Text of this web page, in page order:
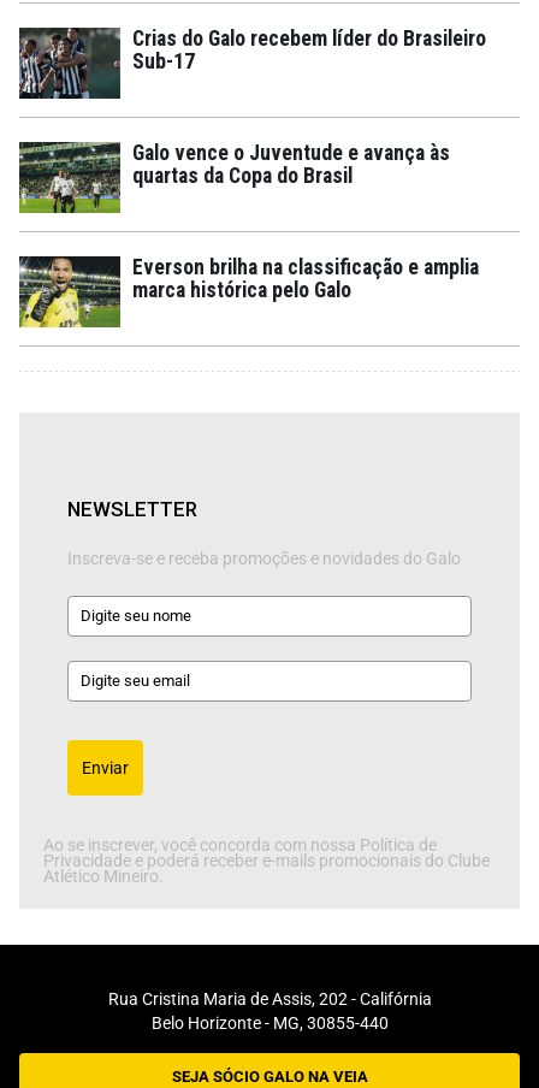
Crias do Galo recebem líder do Brasileiro
Sub-17
Galo vence o Juventude e avança às
quartas da Copa do Brasil
Everson brilha na classificação e amplia
marca histórica pelo Galo
NEWSLETTER
Inscreva-se e receba promoções e novidades do Galo
Enviar
Ao se inscrever, você concorda com nossa Política de
Privacidade e poderá receber e-mails promocionais do Clube
Atlético Mineiro.
Rua Cristina Maria de Assis, 202 - Califórnia
Belo Horizonte - MG, 30855-440
SEJA SÓCIO GALO NA VEIA